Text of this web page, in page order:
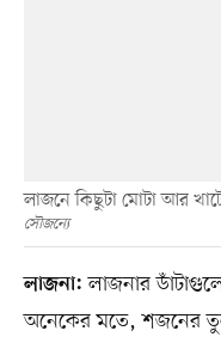
লাজনে কিছুটা মোটা আর
সৌজন্যে
লাজনা: লাজনার
অনেকের মতে, শজনের